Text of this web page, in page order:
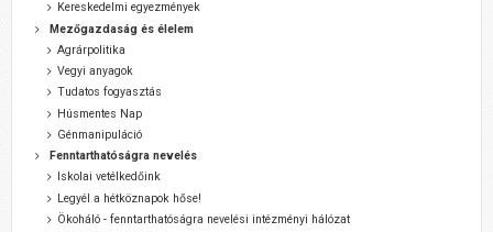
Kereskedelmi egyezmények
Mezőgazdaság és élelem
Agrárpolitika
Vegyi anyagok
Tudatos fogyasztás
Húsmentes Nap
Génmanipuláció
Fenntarthatóságra nevelés
Iskolai vetélkedőink
Legyél a hétköznapok hőse!
Ökoháló - fenntarthatóságra nevelési intézményi hálózat